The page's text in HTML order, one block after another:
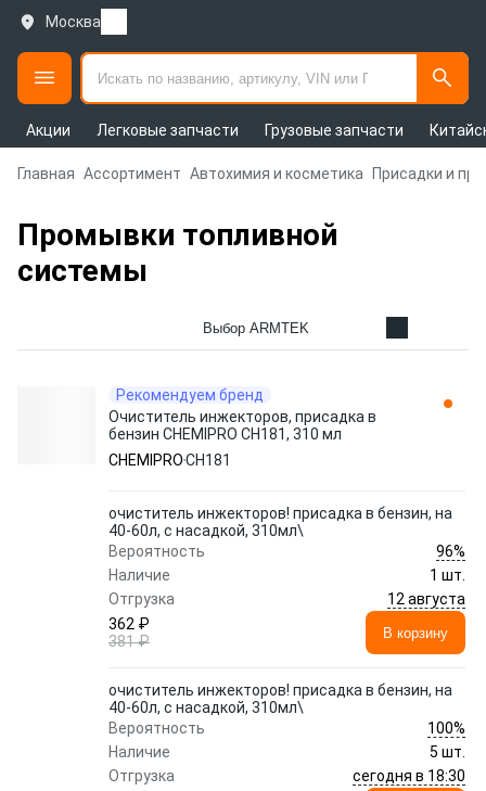
Москва
Акции Легковые запчасти Грузовые запчасти
Главная Ассортимент Автохимия и косметика Присадки и
Промывки топливной
системы
Выбор ARMTEK
Рекомендуем бренд
Очиститель инжекторов, присадка в
бензин CHEMIPRO CH181, 310 мл
CHEMIPROCH181
очиститель инжекторов! присадка в бензин, на
40-60л, с насадкой, 310мл\
Вероятность
96%
Наличие
1 шт.
Отгрузка
12 августа
362 ₽
381 ₽
В корзину
очиститель инжекторов! присадка в бензин, на
40-60л, с насадкой, 310мл\
Вероятность
100%
Наличие
5 шт.
Отгрузка
сегодня в 18:30